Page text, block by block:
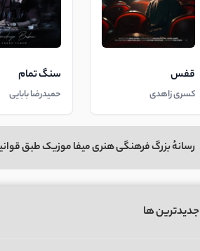
قفس
کسری زاهدی
سنگ تمام
حمیدرضا بابایی
رسانهٔ بزرگ فرهنگی هنری میفا موزیک طبق
جدیدترین ها